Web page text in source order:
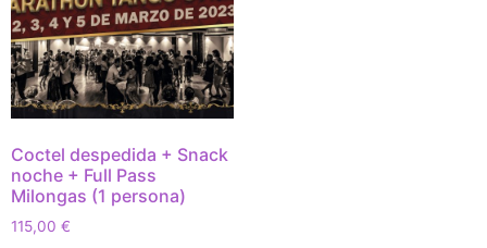
Coctel despedida + Snack
noche + Full Pass
Milongas (1 persona)
115,00 €